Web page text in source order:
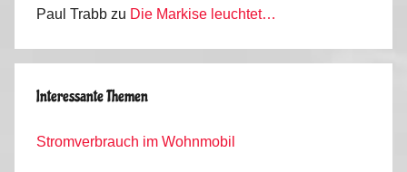
Paul Trabb zu Die Markise leuchtet…
Interessante Themen
Stromverbrauch im Wohnmobil